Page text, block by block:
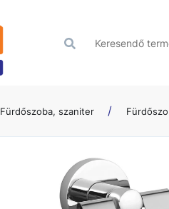
Fürdőszoba, szaniter